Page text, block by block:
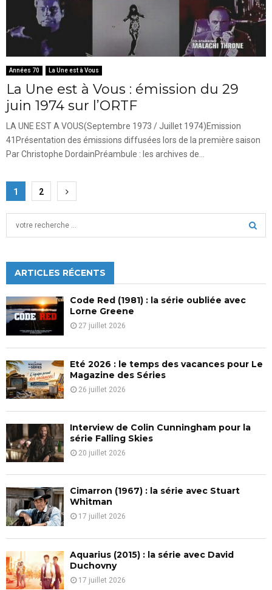
Années 70 La Une est à Vous
La Une est à Vous : émission du 29
juin 1974 sur l’ORTF
LA UNE EST A VOUS(Septembre 1973 / Juillet 1974)Emission
41Présentation des émissions diffusées lors de la première saison
Par Christophe DordainPréambule : les archives de...
Pagination
des
publications
1 2
h
f
o
r
:
C
ARTICLES RÉCENTS
Code Red (1981) : la série oubliée avec
Lorne Greene
27 juillet 2026
Eté 2026 : le temps des vacances pour Le
Magazine des Séries
26 juillet 2026
Interview de Colin Cunningham pour la
série Falling Skies
20 juillet 2026
Cimarron (1967) : la série avec Stuart
Whitman
17 juillet 2026
Aquarius (2015) : la série avec David
Duchovny
17 juillet 2026